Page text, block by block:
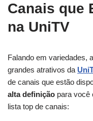
Canais que
na UniTV
Falando em variedades,
grandes atrativos da
de canais que estão
alta definição para você
lista top de canais: